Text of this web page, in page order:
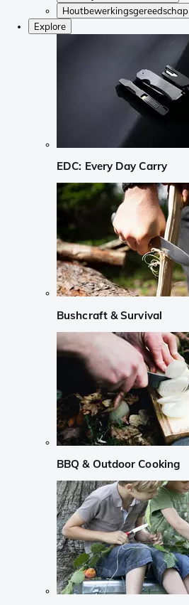
Houtbewerkingsgereedschap
Explore
EDC: Every Day Carry
Bushcraft & Survival
BBQ & Outdoor Cooking